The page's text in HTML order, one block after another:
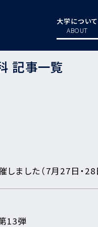
大学について
ABOUT
記事一覧
ました（7月27日・28
13弾